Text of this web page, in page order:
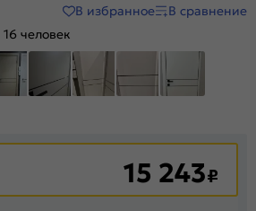
В избранное
В сравнение
16 человек
15 243₽